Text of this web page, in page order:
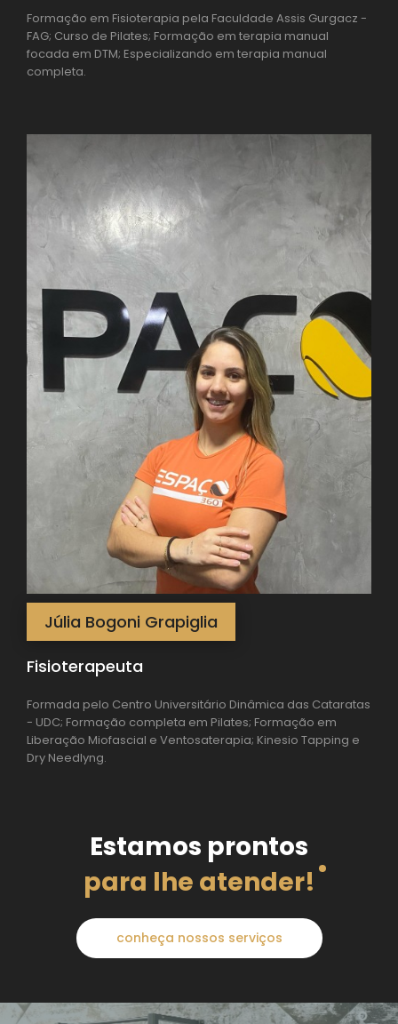
Formação em Fisioterapia pela Faculdade Assis Gurgacz -
FAG; Curso de Pilates; Formação em terapia manual
focada em DTM; Especializando em terapia manual
completa.
Júlia Bogoni Grapiglia
Fisioterapeuta
Formada pelo Centro Universitário Dinâmica das Cataratas
- UDC; Formação completa em Pilates; Formação em
Liberação Miofascial e Ventosaterapia; Kinesio Tapping e
Dry Needlyng.
Estamos prontos
para lhe atender!
conheça nossos serviços